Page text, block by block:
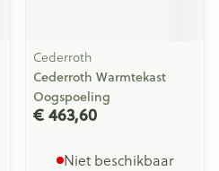
Cederroth
Cederroth Warmtekast
Oogspoeling
€ 463,60
Niet beschikbaar